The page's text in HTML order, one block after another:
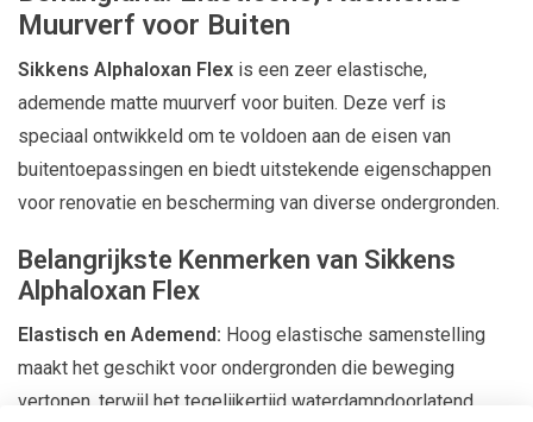
Muurverf voor Buiten
Sikkens Alphaloxan Flex is een zeer elastische,
ademende matte muurverf voor buiten. Deze verf is
speciaal ontwikkeld om te voldoen aan de eisen van
buitentoepassingen en biedt uitstekende eigenschappen
voor renovatie en bescherming van diverse ondergronden.
Belangrijkste Kenmerken van Sikkens
Alphaloxan Flex
Elastisch en Ademend: Hoog elastische samenstelling
maakt het geschikt voor ondergronden die beweging
vertonen, terwijl het tegelijkertijd waterdampdoorlatend